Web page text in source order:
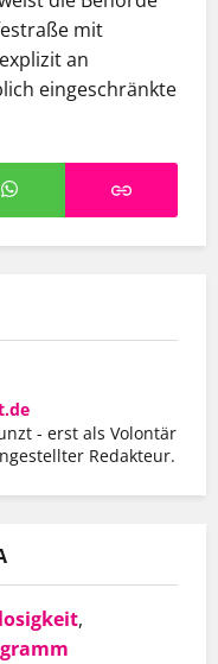
mit
an
eingeschränkte
- erst als Volontär
Redakteur.
,